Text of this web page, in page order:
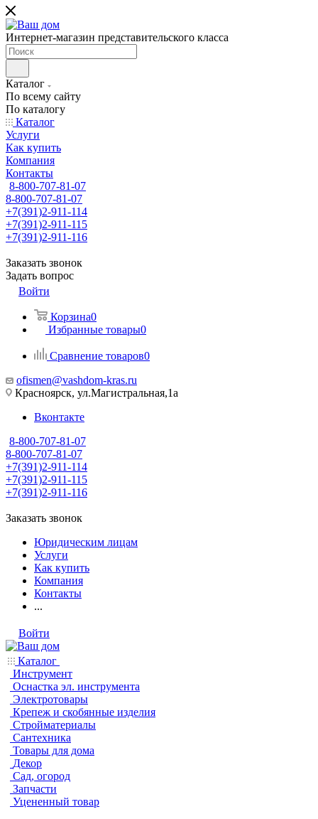
Интернет-магазин представительского класса
Каталог
По всему сайту
По каталогу
Каталог
Услуги
Как купить
Компания
Контакты
8-800-707-81-07
8-800-707-81-07
+7(391)2-911-114
+7(391)2-911-115
+7(391)2-911-116
Заказать звонок
Задать вопрос
Войти
Корзина0
Избранные товары0
Сравнение товаров0
ofismen@vashdom-kras.ru
Красноярск, ул.Магистральная,1а
Вконтакте
8-800-707-81-07
8-800-707-81-07
+7(391)2-911-114
+7(391)2-911-115
+7(391)2-911-116
Заказать звонок
Юридическим лицам
Услуги
Как купить
Компания
Контакты
...
Войти
Каталог
Инструмент
Оснастка эл. инструмента
Электротовары
Крепеж и скобянные изделия
Стройматериалы
Сантехника
Товары для дома
Декор
Сад, огород
Запчасти
Уцененный товар